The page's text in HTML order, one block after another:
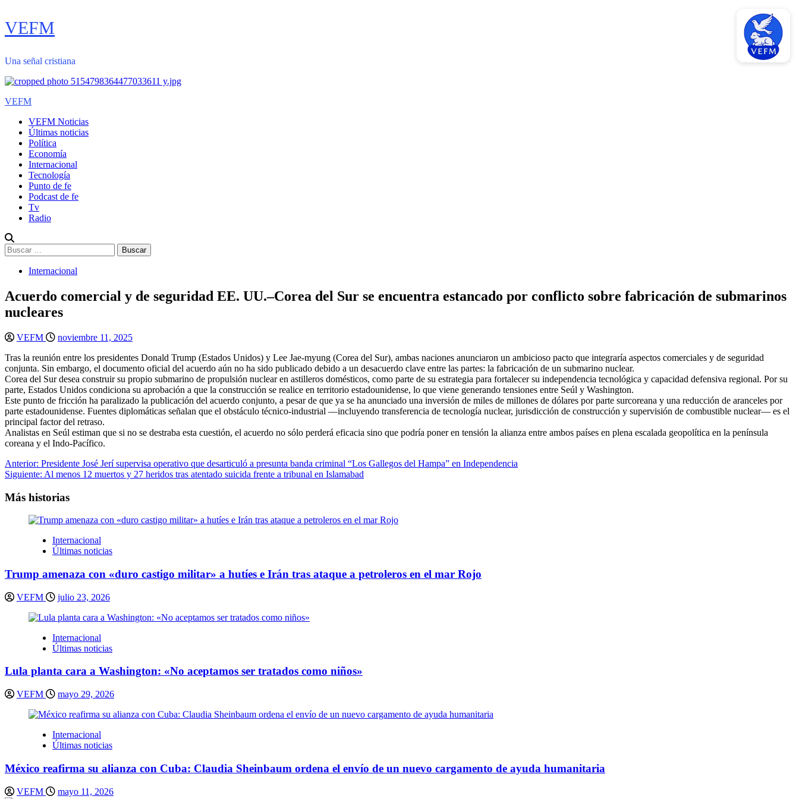
Saltar
al
VEFM
Una señal cristiana
Menú
VEFM
VEFM Noticias
Últimas noticias
Política
Economía
Internacional
Tecnología
Punto de fe
Podcast de fe
Tv
Radio
Buscar:
Internacional
Acuerdo comercial y de seguridad EE. UU.–Corea del Sur se encuentra estancado por conflicto sobre fabricación de submarinos
nucleares
VEFM
noviembre 11, 2025
Tras la reunión entre los presidentes Donald Trump (Estados Unidos) y Lee Jae‑myung (Corea del Sur), ambas naciones anunciaron un ambicioso pacto que integraría aspectos comerciales y de seguridad
conjunta. Sin embargo, el documento oficial del acuerdo aún no ha sido publicado debido a un desacuerdo clave entre las partes: la fabricación de un submarino nuclear.
Corea del Sur desea construir su propio submarino de propulsión nuclear en astilleros domésticos, como parte de su estrategia para fortalecer su independencia tecnológica y capacidad defensiva regional. Por su
parte, Estados Unidos condiciona su aprobación a que la construcción se realice en territorio estadounidense, lo que viene generando tensiones entre Seúl y Washington.
Este punto de fricción ha paralizado la publicación del acuerdo conjunto, a pesar de que ya se ha anunciado una inversión de miles de millones de dólares por parte surcoreana y una reducción de aranceles por
parte estadounidense. Fuentes diplomáticas señalan que el obstáculo técnico-industrial —incluyendo transferencia de tecnología nuclear, jurisdicción de construcción y supervisión de combustible nuclear— es el
principal factor del retraso.
Analistas en Seúl estiman que si no se destraba esta cuestión, el acuerdo no sólo perderá eficacia sino que podría poner en tensión la al­ianza entre ambos países en plena escalada geopolítica en la península
coreana y el Indo-Pacífico.
Navegación
de
entradas
Anterior: Presidente José Jerí supervisa operativo que desarticuló a presunta banda criminal “Los Gallegos del Hampa” en Independencia
Siguiente: Al menos 12 muertos y 27 heridos tras atentado suicida frente a tribunal en Islamabad
Más historias
Internacional
Últimas noticias
Trump amenaza con «duro castigo militar» a hutíes e Irán tras ataque a petroleros en el mar Rojo
VEFM julio 23, 2026
Internacional
Últimas noticias
Lula planta cara a Washington: «No aceptamos ser tratados como niños»
VEFM mayo 29, 2026
Internacional
Últimas noticias
México reafirma su alianza con Cuba: Claudia Sheinbaum ordena el envío de un nuevo cargamento de ayuda humanitaria
VEFM mayo 11, 2026